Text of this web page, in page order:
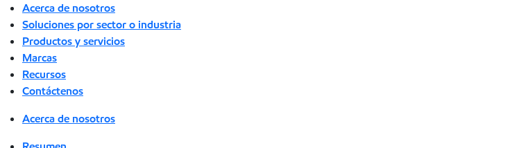
Acerca de nosotros
Soluciones por sector o industria
Productos y servicios
Marcas
Recursos
Contáctenos
Acerca de nosotros